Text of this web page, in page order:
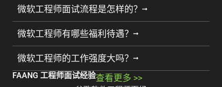
微软工程师面试流程是怎样的？
微软工程师有哪些福利待遇？
微软工程师的工作强度大吗？
FAANG 工程师面试经验查看更多 >>